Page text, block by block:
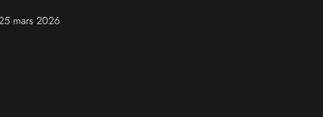
mars 2026